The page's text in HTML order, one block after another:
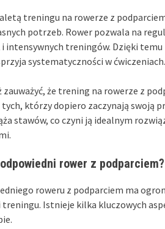
treningu na rowerze z
potrzeb. Rower pozwala na
i intensywnych treningów. Dzięki
systematyczności w ćwiczeniach.
że trening na rowerze z
którzy dopiero zaczynają swoją
stawów, co czyni ją idealnym
rower z podparciem?
roweru z podparciem ma
Istnieje kilka kluczowych